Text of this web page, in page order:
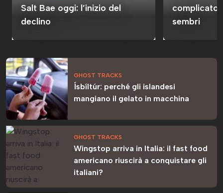
Salt Bae oggi: l’inizio del
declino
complicato
sembri
GHOST TRACKS
Ísbíltúr: perché gli islandesi
mangiano il gelato in macchina
GHOST TRACKS
Wingstop arriva in Italia: il fast food
americano riuscirà a conquistare gli
italiani?